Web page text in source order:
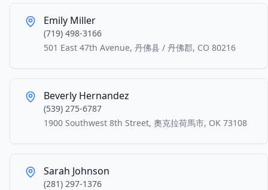
Emily Miller
(719) 498-3166
501 East 47th Avenue, 丹佛县 / 丹佛郡, CO 80216
Beverly Hernandez
(539) 275-6787
1900 Southwest 8th Street, 奧克拉荷馬市, OK 73108
Sarah Johnson
(281) 297-1376